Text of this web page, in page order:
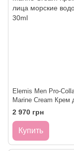
Elemis Men Pro-
Marine Cream Крем
морские водоросли
2 970 грн
Купить